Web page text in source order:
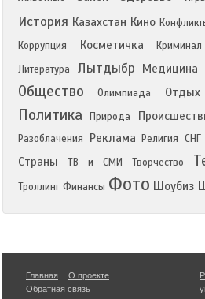
История Казахстан Кино
Коррупция Косметичка Криминал
Литература Лытдыбр Медицина
Общество Олимпиада Отдых
Политика Природа
Разоблачения
Реклама Религия СНГ
Страны
ТВ и СМИ Творчество
Троллинг Финансы Фото Шоубиз
Главная
О проекте
Обратная связь